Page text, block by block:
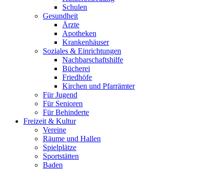
Schulen
Gesundheit
Ärzte
Apotheken
Krankenhäuser
Soziales & Einrichtungen
Nachbarschaftshilfe
Bücherei
Friedhöfe
Kirchen und Pfarrämter
Für Jugend
Für Senioren
Für Behinderte
Freizeit & Kultur
Vereine
Räume und Hallen
Spielplätze
Sportstätten
Baden